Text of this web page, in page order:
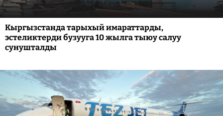
Кыргызстанда тарыхый имараттарды,
эстеликтерди бузууга 10 жылга тыюу салуу
сунушталды